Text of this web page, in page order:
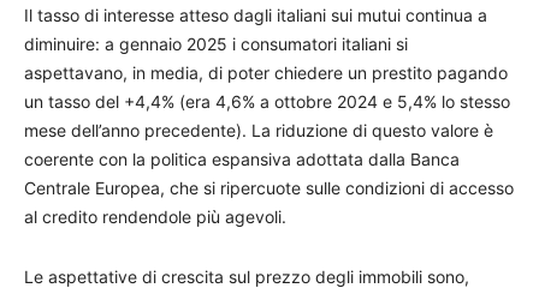
Il tasso di interesse atteso dagli italiani sui mutui continua a
diminuire: a gennaio 2025 i consumatori italiani si
aspettavano, in media, di poter chiedere un prestito pagando
un tasso del +4,4% (era 4,6% a ottobre 2024 e 5,4% lo stesso
mese dell’anno precedente). La riduzione di questo valore è
coerente con la politica espansiva adottata dalla Banca
Centrale Europea, che si ripercuote sulle condizioni di accesso
al credito rendendole più agevoli.
Le aspettative di crescita sul prezzo degli immobili sono,